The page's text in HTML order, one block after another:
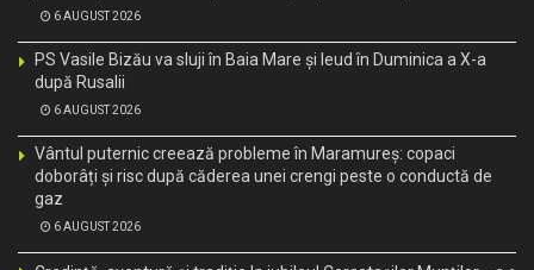
6 AUGUST 2026
PS Vasile Bizău va sluji în Baia Mare și Ieud în Duminica a X-a
după Rusalii
6 AUGUST 2026
Vântul puternic creează probleme în Maramureș: copaci
doborâți și risc după căderea unei crengi peste o conductă de
gaz
6 AUGUST 2026